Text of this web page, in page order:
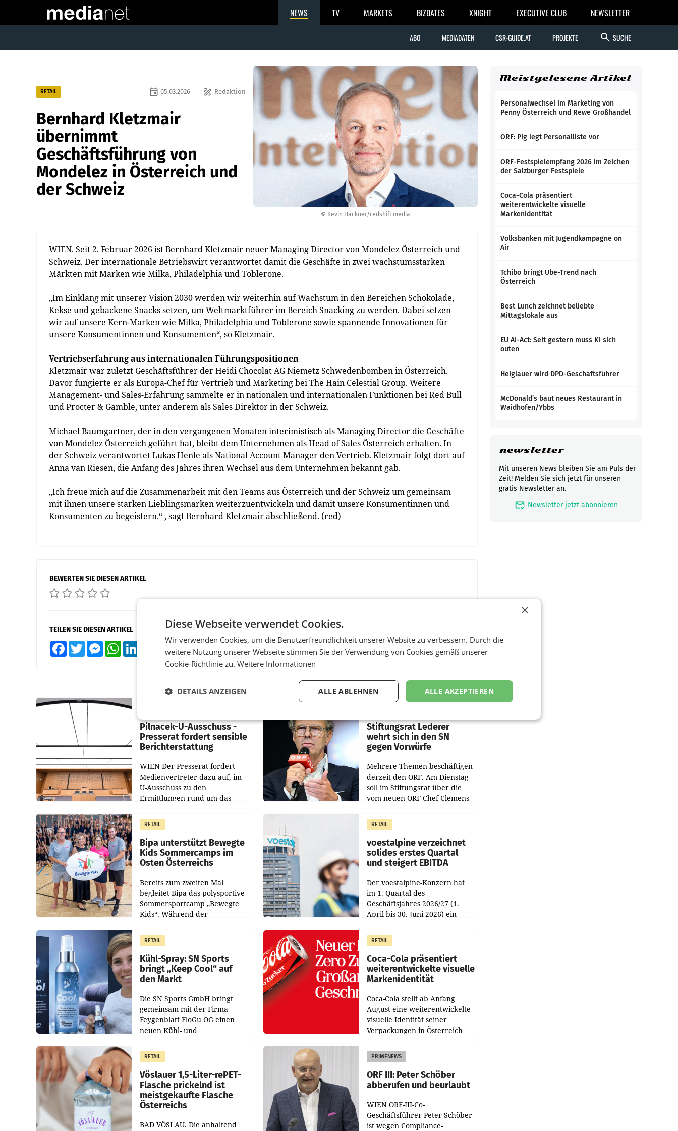
NEWS TV MARKETS BIZDATES XNIGHT EXECUTIVE CLUB NEWSLETTER
ABO MEDIADATEN CSR-GUIDE.AT PROJEKTE search SUCHE
© Kevin Hackner/redshift media
RETAIL draw Redaktion
event 05.03.2026
Bernhard Kletzmair
übernimmt
Geschäftsführung von
Mondelez in Österreich und
der Schweiz
WIEN. Seit 2. Februar 2026 ist Bernhard Kletzmair neuer Managing Director von Mondelez Österreich und
Schweiz. Der internationale Betriebswirt verantwortet damit die Geschäfte in zwei wachstumsstarken
Märkten mit Marken wie Milka, Philadelphia und Toblerone.
„Im Einklang mit unserer Vision 2030 werden wir weiterhin auf Wachstum in den Bereichen Schokolade,
Kekse und gebackene Snacks setzen, um Weltmarktführer im Bereich Snacking zu werden. Dabei setzen
wir auf unsere Kern-Marken wie Milka, Philadelphia und Toblerone sowie spannende Innovationen für
unsere Konsumentinnen und Konsumenten“, so Kletzmair.
Vertriebserfahrung aus internationalen Führungspositionen
Kletzmair war zuletzt Geschäftsführer der Heidi Chocolat AG Niemetz Schwedenbomben in Österreich.
Davor fungierte er als Europa-Chef für Vertrieb und Marketing bei The Hain Celestial Group. Weitere
Management- und Sales-Erfahrung sammelte er in nationalen und internationalen Funktionen bei Red Bull
und Procter & Gamble, unter anderem als Sales Direktor in der Schweiz.
Michael Baumgartner, der in den vergangenen Monaten interimistisch als Managing Director die Geschäfte
von Mondelez Österreich geführt hat, bleibt dem Unternehmen als Head of Sales Österreich erhalten. In
der Schweiz verantwortet Lukas Henle als National Account Manager den Vertrieb. Kletzmair folgt dort auf
Anna van Riesen, die Anfang des Jahres ihren Wechsel aus dem Unternehmen bekannt gab.
„Ich freue mich auf die Zusammenarbeit mit den Teams aus Österreich und der Schweiz um gemeinsam
mit ihnen unsere starken Lieblingsmarken weiterzuentwickeln und damit unsere Konsumentinnen und
Konsumenten zu begeistern.“ , sagt Bernhard Kletzmair abschließend. (red)
BEWERTEN SIE DIESEN ARTIKEL
TEILEN SIE DIESEN ARTIKEL
FacebookTwitter MessengerWhatsApp XING Teilen
Pilnacek-U-Ausschuss -
Presserat fordert sensible
Berichterstattung
WIEN Der Presserat fordert
Medienvertreter dazu auf, im
U-Ausschuss zu den
Ermittlungen rund um das
im Justizministerium, Christian
Pilnacek, auf sensible
Stiftungsrat Lederer
wehrt sich in den SN
gegen Vorwürfe
Mehrere Themen beschäftigen
derzeit den ORF. Am Dienstag
soll im Stiftungsrat über die
vom neuen ORF-Chef Clemens
Besetzungen für die
Direktionen abgestimmt
werden.
RETAIL
Bipa unterstützt Bewegte
Kids Sommercamps im
Osten Österreichs
Bereits zum zweiten Mal
begleitet Bipa das polysportive
Sommersportcamp „Bewegte
Kids“. Während der
Juli und August versorgt das
Unternehmen Kinder sowie
RETAIL
voestalpine verzeichnet
solides erstes Quartal
und steigert EBITDA
Der voestalpine-Konzern hat
im 1. Quartal des
Geschäftsjahres 2026/27 (1.
April bis 30. Juni 2026) ein
Der Umsatz stieg im Vergleich
zur Vorjahresperiode
RETAIL
Kühl-Spray: SN Sports
bringt „Keep Cool“ auf
den Markt
Die SN Sports GmbH bringt
gemeinsam mit der Firma
Feygenblatt FloGu OG einen
neuen Kühl- und
Markt. Das Produkt namens
„Keep Cool“ ist zu 100 Prozent
RETAIL
Coca-Cola präsentiert
weiterentwickelte visuelle
Markenidentität
Coca-Cola stellt ab Anfang
August eine weiterentwickelte
visuelle Identität seiner
Verpackungen in Österreich
Redesigns stehen zentrale
Gestaltungselemente
RETAIL
Vöslauer 1,5-Liter-rePET-
Flasche prickelnd ist
meistgekaufte Flasche
Österreichs
BAD VÖSLAU. Die anhaltend
PRIMENEWS
ORF III: Peter Schöber
abberufen und beurlaubt
WIEN ORF-III-Co-
Geschäftsführer Peter Schöber
ist wegen Compliance-
Meistgelesene Artikel
Personalwechsel im Marketing von
Penny Österreich und Rewe Großhandel
ORF: Pig legt Personalliste vor
ORF-Festspielempfang 2026 im Zeichen
der Salzburger Festspiele
Coca-Cola präsentiert
weiterentwickelte visuelle
Markenidentität
Volksbanken mit Jugendkampagne on
Air
Tchibo bringt Ube-Trend nach
Österreich
Best Lunch zeichnet beliebte
Mittagslokale aus
EU AI-Act: Seit gestern muss KI sich
outen
Heiglauer wird DPD-Geschäftsführer
McDonald’s baut neues Restaurant in
Waidhofen/Ybbs
newsletter
Mit unseren News bleiben Sie am Puls der
Zeit! Melden Sie sich jetzt für unseren
gratis Newsletter an.
mark_email_read Newsletter jetzt abonnieren
×
Diese Webseite verwendet Cookies.
Wir verwenden Cookies, um die Benutzerfreundlichkeit unserer Website zu verbessern. Durch die
weitere Nutzung unserer Webseite stimmen Sie der Verwendung von Cookies gemäß unserer
Cookie-Richtlinie zu. Weitere Informationen
ALLE AKZEPTIEREN
ALLE ABLEHNEN
DETAILS ANZEIGEN